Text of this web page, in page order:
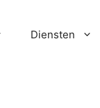
Diensten